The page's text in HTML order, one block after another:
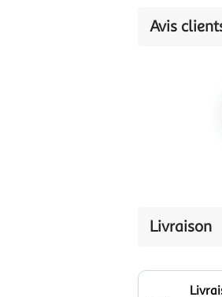
Avis
Livraison